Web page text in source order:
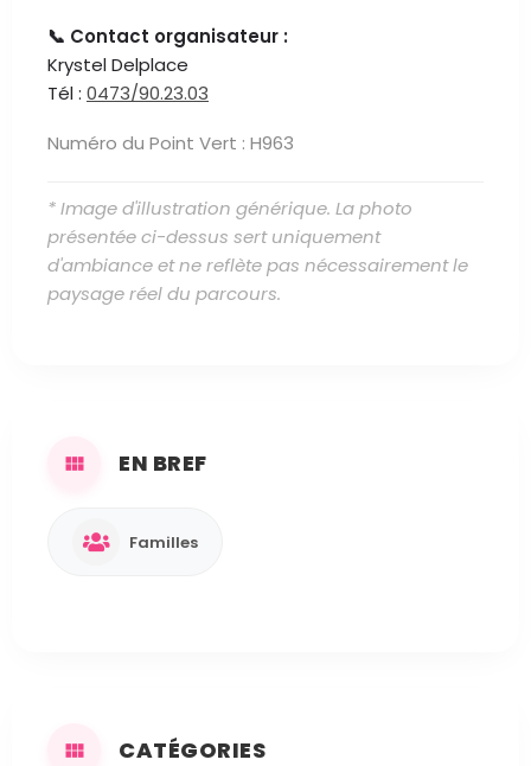
📞 Contact organisateur :
Krystel Delplace
Tél : 0473/90.23.03
Numéro du Point Vert : H963
* Image d'illustration générique. La photo
présentée ci-dessus sert uniquement
d'ambiance et ne reflète pas nécessairement le
paysage réel du parcours.
EN BREF
Familles
CATÉGORIES